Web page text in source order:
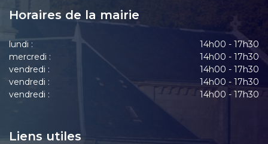
Horaires de la mairie
lundi :
14h00 - 17h30
mercredi :
14h00 - 17h30
vendredi :
14h00 - 17h30
vendredi :
14h00 - 17h30
vendredi :
14h00 - 17h30
Liens utiles